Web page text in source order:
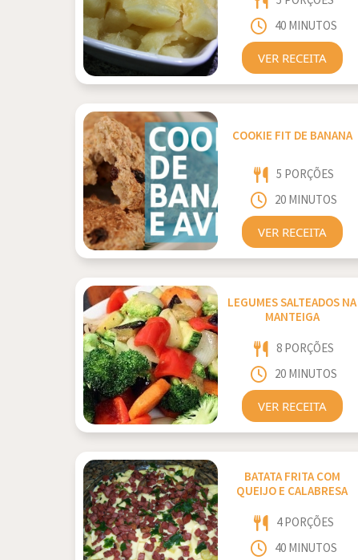
40 MINUTOS
VER RECEITA
COOKIE FIT DE BANANA
5 PORÇÕES
20 MINUTOS
VER RECEITA
LEGUMES SALTEADOS NA
MANTEIGA
8 PORÇÕES
20 MINUTOS
VER RECEITA
BATATA FRITA COM
QUEIJO E CALABRESA
4 PORÇÕES
40 MINUTOS